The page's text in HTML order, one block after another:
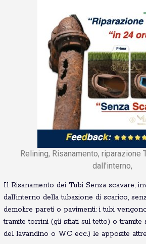
Relining, Risanamento, riparazione
dall'interno,
Il Risanamento dei Tubi Senza scavare,
dall’interno della tubazione di scarico,
demolire pareti o pavimenti: i tubi
tramite torrini (gli sfiati sul tetto) o tramite
del lavandino o WC ecc.) le apposite